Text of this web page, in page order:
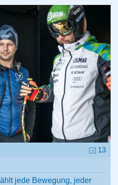
13
jede Bewegung, jeder